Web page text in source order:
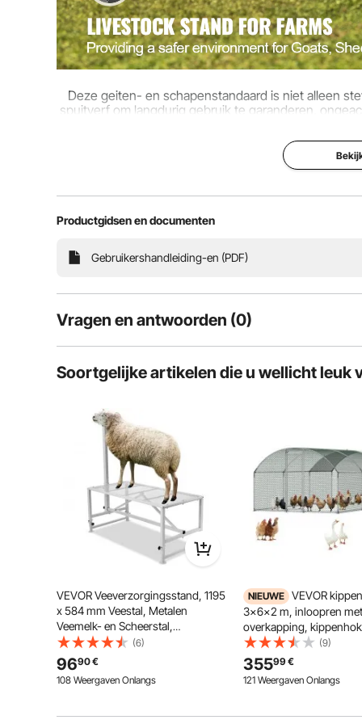
Deze geiten- en schapenstandaard is niet alleen
spuitverf om langdurig gebruik te garanderen,
Onze geitenmelkstal met 4 verdikte palen en
verstelbare hoogte van het tafelblad van 533 tot
geiten als
Productgidsen en documenten
Gebruikershandleiding-en (PDF)
Vragen en antwoorden (0)
Is het product duurzaam? ...
Stel de eerste vraag
Soortgelijke artikelen die u wellicht leuk
VEVOR Veeverzorgingsstand, 1195
x 584 mm Veestal, Metalen
Veemelk- en Scheerstal,
Verstelbare Hoogte 533 tot 838
mm, met Hoofdstel en Neusriem,
Draagvermogen 227 kg, Wit
(6)
9690€
108 Weergaven Onlangs
NIEUWE VEVOR
3x6x2 m, inloopren met
overkapping,
koepeldak en
eenden- en konijnenhok,
pluimveeverblijf voor
boerderij, erf
(9)
35599€
121 Weergaven Onlangs